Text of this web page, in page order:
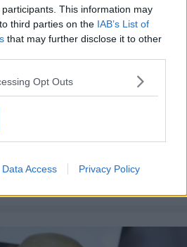
participants. This information may
third parties on the IAB’s List of
that may further disclose it to other
Opt Outs
Data Access Privacy Policy
dacă vrei să